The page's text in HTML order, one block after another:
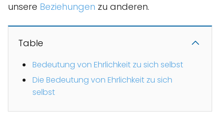
unsere Beziehungen zu anderen.
Table
Bedeutung von Ehrlichkeit zu sich selbst
Die Bedeutung von Ehrlichkeit zu sich
selbst